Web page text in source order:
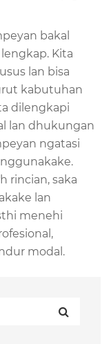
bakal
Kita
lan bisa
kabutuhan
dilengkapi
lan dhukungan
ngatasi
rincian, saka
lan
menehi
modal.